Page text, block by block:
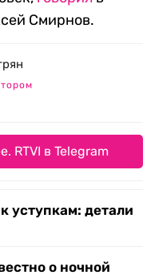
Смирнов.
RTVI в Telegram
уступкам: детали
о ночной